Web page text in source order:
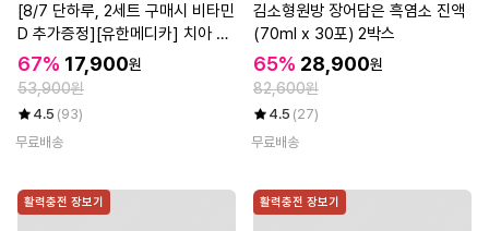
[8/7 단하루, 2세트 구매시 비타민
D 추가증정][유한메디카] 치아 엔
탑 덴티 플러스 60정x3개(6개월)
67% 17,900원
53,900원
4.5 (93)
무료배송
김소형원방 장어담은 흑염소 진액
(70ml x 30포) 2박스
65% 28,900원
82,600원
4.5 (27)
무료배송
활력충전 장보기 활력충전 장보기